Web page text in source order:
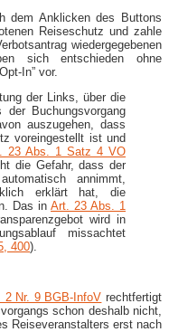
dem Anklicken des Buttons
Reiseschutz und zahle
wiedergegebenen
sich entschieden ohne
​In” vor.
der Links, über die
Buchungsvorgang
auszugehen, dass
voreingestellt ist und
23 Abs. 1 Satz 4 VO
die Gefahr, dass der
annimmt,
erklärt hat, die
Das in Art. 23 Abs. 1
wird in
missachtet
400).
2 Nr. 9 BGB-​InfoV rechtfertigt
schon deshalb nicht,
Reiseveranstalters erst nach